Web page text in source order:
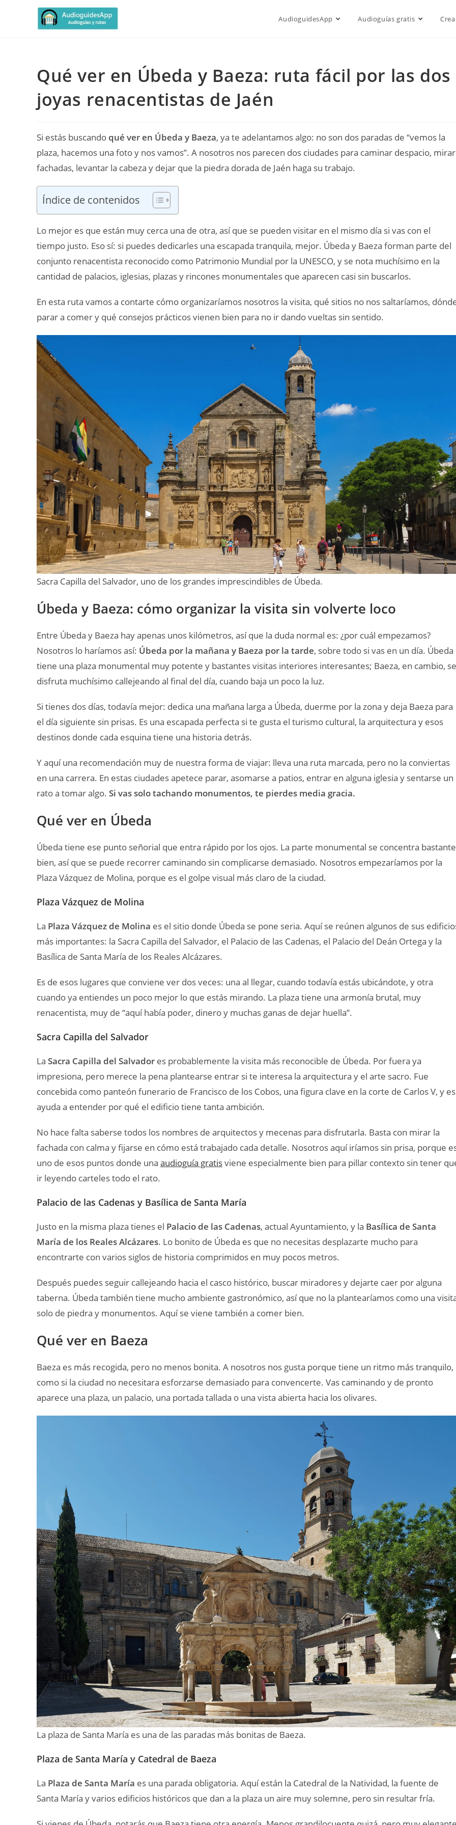
AudioguidesApp Audioguías gratis
Qué ver en Úbeda y Baeza: ruta fácil por las dos
joyas renacentistas de Jaén
Si estás buscando qué ver en Úbeda y Baeza, ya te adelantamos algo: no son dos paradas de “vemos la
plaza, hacemos una foto y nos vamos”. A nosotros nos parecen dos ciudades para caminar despacio, mirar
fachadas, levantar la cabeza y dejar que la piedra dorada de Jaén haga su trabajo.
Índice de contenidos
Lo mejor es que están muy cerca una de otra, así que se pueden visitar en el mismo día si vas con el
tiempo justo. Eso sí: si puedes dedicarles una escapada tranquila, mejor. Úbeda y Baeza forman parte del
conjunto renacentista reconocido como Patrimonio Mundial por la UNESCO, y se nota muchísimo en la
cantidad de palacios, iglesias, plazas y rincones monumentales que aparecen casi sin buscarlos.
En esta ruta vamos a contarte cómo organizaríamos nosotros la visita, qué sitios no nos saltaríamos,
parar a comer y qué consejos prácticos vienen bien para no ir dando vueltas sin sentido.
Sacra Capilla del Salvador, uno de los grandes imprescindibles de Úbeda.
Úbeda y Baeza: cómo organizar la visita sin volverte loco
Entre Úbeda y Baeza hay apenas unos kilómetros, así que la duda normal es: ¿por cuál empezamos?
Nosotros lo haríamos así: Úbeda por la mañana y Baeza por la tarde, sobre todo si vas en un día. Úbeda
tiene una plaza monumental muy potente y bastantes visitas interiores interesantes; Baeza, en cambio, se
disfruta muchísimo callejeando al final del día, cuando baja un poco la luz.
Si tienes dos días, todavía mejor: dedica una mañana larga a Úbeda, duerme por la zona y deja Baeza para
el día siguiente sin prisas. Es una escapada perfecta si te gusta el turismo cultural, la arquitectura y esos
destinos donde cada esquina tiene una historia detrás.
Y aquí una recomendación muy de nuestra forma de viajar: lleva una ruta marcada, pero no la conviertas
en una carrera. En estas ciudades apetece parar, asomarse a patios, entrar en alguna iglesia y sentarse un
rato a tomar algo. Si vas solo tachando monumentos, te pierdes media gracia.
Qué ver en Úbeda
Úbeda tiene ese punto señorial que entra rápido por los ojos. La parte monumental se concentra bastante
bien, así que se puede recorrer caminando sin complicarse demasiado. Nosotros empezaríamos por la
Plaza Vázquez de Molina, porque es el golpe visual más claro de la ciudad.
Plaza Vázquez de Molina
La Plaza Vázquez de Molina es el sitio donde Úbeda se pone seria. Aquí se reúnen algunos de sus
más importantes: la Sacra Capilla del Salvador, el Palacio de las Cadenas, el Palacio del Deán Ortega y la
Basílica de Santa María de los Reales Alcázares.
Es de esos lugares que conviene ver dos veces: una al llegar, cuando todavía estás ubicándote, y otra
cuando ya entiendes un poco mejor lo que estás mirando. La plaza tiene una armonía brutal, muy
renacentista, muy de “aquí había poder, dinero y muchas ganas de dejar huella”.
Sacra Capilla del Salvador
La Sacra Capilla del Salvador es probablemente la visita más reconocible de Úbeda. Por fuera ya
impresiona, pero merece la pena plantearse entrar si te interesa la arquitectura y el arte sacro. Fue
concebida como panteón funerario de Francisco de los Cobos, una figura clave en la corte de Carlos V, y
ayuda a entender por qué el edificio tiene tanta ambición.
No hace falta saberse todos los nombres de arquitectos y mecenas para disfrutarla. Basta con mirar la
fachada con calma y fijarse en cómo está trabajado cada detalle. Nosotros aquí iríamos sin prisa, porque
uno de esos puntos donde una audioguía gratisviene especialmente bien para pillar contexto sin tener
ir leyendo carteles todo el rato.
Palacio de las Cadenas y Basílica de Santa María
Justo en la misma plaza tienes el Palacio de las Cadenas, actual Ayuntamiento, y la Basílica de Santa
María de los Reales Alcázares. Lo bonito de Úbeda es que no necesitas desplazarte mucho para
encontrarte con varios siglos de historia comprimidos en muy pocos metros.
Después puedes seguir callejeando hacia el casco histórico, buscar miradores y dejarte caer por alguna
taberna. Úbeda también tiene mucho ambiente gastronómico, así que no la plantearíamos como una
solo de piedra y monumentos. Aquí se viene también a comer bien.
Qué ver en Baeza
Baeza es más recogida, pero no menos bonita. A nosotros nos gusta porque tiene un ritmo más tranquilo,
como si la ciudad no necesitara esforzarse demasiado para convencerte. Vas caminando y de pronto
aparece una plaza, un palacio, una portada tallada o una vista abierta hacia los olivares.
La plaza de Santa María es una de las paradas más bonitas de Baeza.
Plaza de Santa María y Catedral de Baeza
La Plaza de Santa María es una parada obligatoria. Aquí están la Catedral de la Natividad, la fuente de
Santa María y varios edificios históricos que dan a la plaza un aire muy solemne, pero sin resultar fría.